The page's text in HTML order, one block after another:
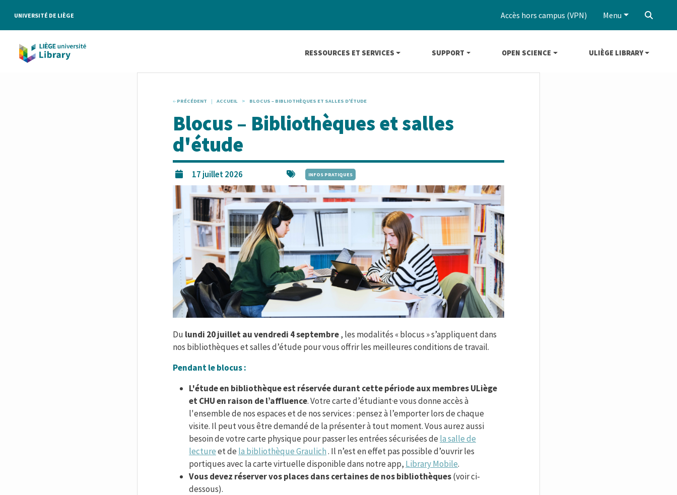
UNIVERSITÉ DE LIÈGE Accès hors campus (VPN) Menu
Navigation principale
RESSOURCES ET SERVICES SUPPORT OPEN SCIENCE ULIÈGE LIBRARY
PRÉCÉDENT ACCUEIL BLOCUS – BIBLIOTHÈQUES ET SALLES D'ÉTUDE
Blocus – Bibliothèques et salles
d'étude
17 juillet 2026 INFOS PRATIQUES
Du lundi 20 juillet au vendredi 4 septembre, les modalités « blocus » s’appliquent dans
nos bibliothèques et salles d’étude pour vous offrir les meilleures conditions de travail.
Pendant le blocus :
L'étude en bibliothèque est réservée durant cette période aux membres ULiège
et CHU en raison de l’affluence. Votre carte d’étudiant·e vous donne accès à
l'ensemble de nos espaces et de nos services : pensez à l’emporter lors de chaque
visite. Il peut vous être demandé de la présenter à tout moment. Vous aurez aussi
besoin de votre carte physique pour passer les entrées sécurisées de la salle de
lectureet de la bibliothèque Graulich. Il n’est en effet pas possible d’ouvrir les
portiques avec la carte virtuelle disponible dans notre app, Library Mobile.
Vous devez réserver vos places dans certaines de nos bibliothèques(voir ci-
dessous).